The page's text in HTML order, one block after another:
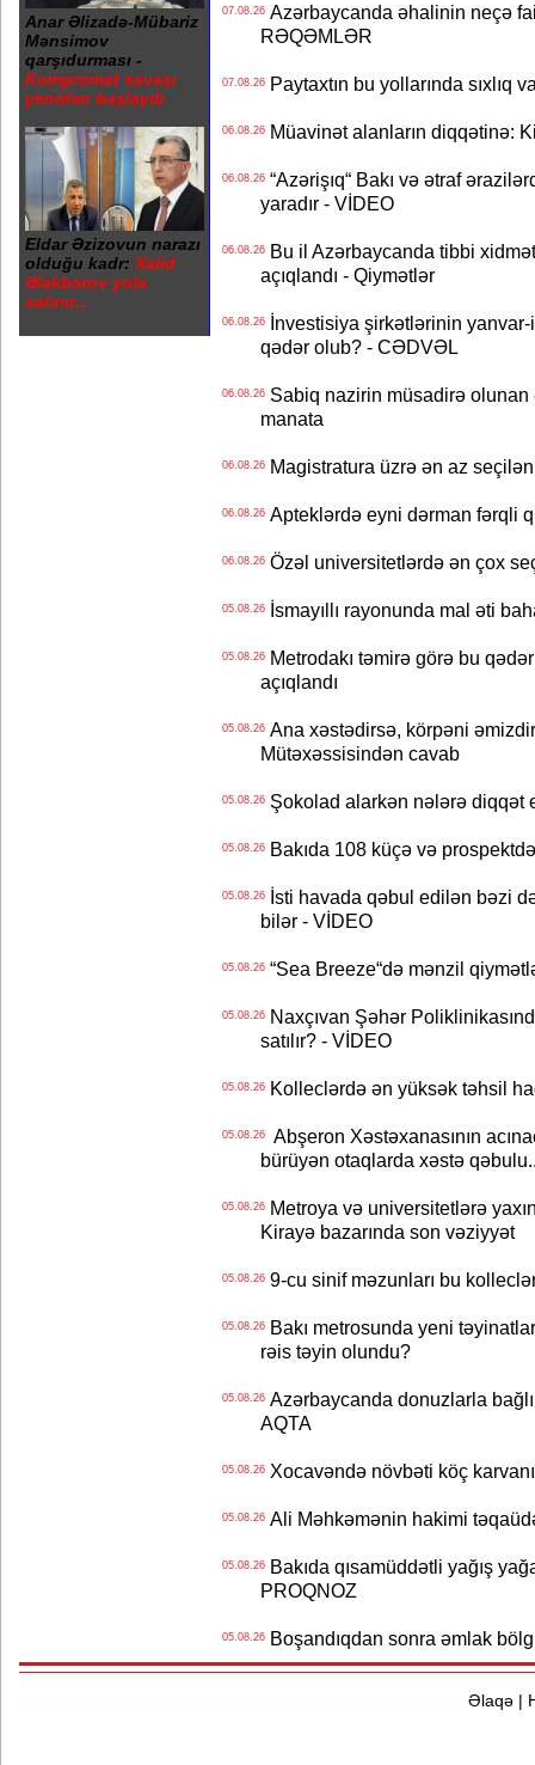
Anar Əlizadə-Mübariz
Mənsimov
qarşıdurması -
Kompromat savaşı
yenidən başlayıb
Eldar Əzizovun narazı
olduğu kadr: Xalid
Ələkbərov yola
salınır...
07.08.26Azərbaycanda əhalinin neçə
RƏQƏMLƏR
07.08.26Paytaxtın bu yollarında sıxlıq
06.08.26Müavinət alanların diqqətinə:
06.08.26“Azərişıq“ Bakı və ətraf
yaradır - VİDEO
06.08.26Bu il Azərbaycanda tibbi
açıqlandı - Qiymətlər
06.08.26İnvestisiya şirkətlərinin yanvar-
qədər olub? - CƏDVƏL
06.08.26Sabiq nazirin müsadirə olunan
manata
06.08.26Magistratura üzrə ən az
06.08.26Apteklərdə eyni dərman fərqli
06.08.26Özəl universitetlərdə ən çox
05.08.26İsmayıllı rayonunda mal əti
05.08.26Metrodakı təmirə görə bu
açıqlandı
05.08.26Ana xəstədirsə, körpəni
Mütəxəssisindən cavab
05.08.26Şokolad alarkən nələrə diqqət
05.08.26Bakıda 108 küçə və
05.08.26İsti havada qəbul edilən bəzi
bilər - VİDEO
05.08.26“Sea Breeze“də mənzil
05.08.26Naxçıvan Şəhər
satılır? - VİDEO
05.08.26Kolleclərdə ən yüksək təhsil
05.08.26Abşeron Xəstəxanasının
bürüyən otaqlarda xəstə
05.08.26Metroya və universitetlərə
Kirayə bazarında son vəziyyət
05.08.269-cu sinif məzunları bu
05.08.26Bakı metrosunda yeni
rəis təyin olundu?
05.08.26Azərbaycanda donuzlarla
AQTA
05.08.26Xocavəndə növbəti köç
05.08.26Ali Məhkəmənin hakimi
05.08.26Bakıda qısamüddətli yağış
PROQNOZ
05.08.26Boşandıqdan sonra əmlak
Əlaqə|